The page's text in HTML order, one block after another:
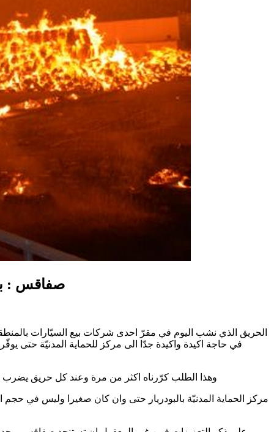
صفاقس : بعد إشتعال 3 شاحنات و3 سيارات في
الحريق الذي نشب اليوم في مقرّ احدى شركات بيع السيّارات
في حاجة اكيدة واكيدة جدّا الى مركز للحماية المدنيّة حتى
وهذا الطلب كرّرناه اكثر من مرة وعند كل حريق
مركز الحماية المدنيّة بالبودريار حتى وان كان صغيرا وليس في